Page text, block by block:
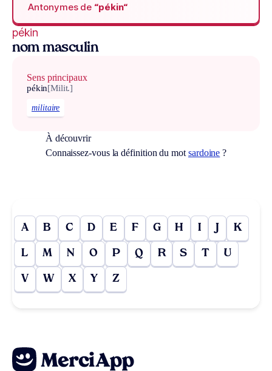
Antonymes de “pékin“
pékin
nom masculin
Sens principaux
pékin[Milit.]
militaire
À découvrir
Connaissez-vous la définition du mot sardoine ?
A B C D E F G H I J K
L M N O P Q R S T U
V W X Y Z